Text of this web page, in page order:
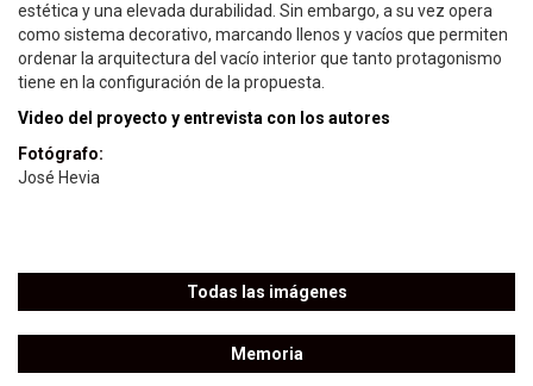
estética y una elevada durabilidad. Sin embargo, a su vez opera
como sistema decorativo, marcando llenos y vacíos que permiten
ordenar la arquitectura del vacío interior que tanto protagonismo
tiene en la configuración de la propuesta.
Video del proyecto y entrevista con los autores
Fotógrafo:
José Hevia
Todas las imágenes
Memoria